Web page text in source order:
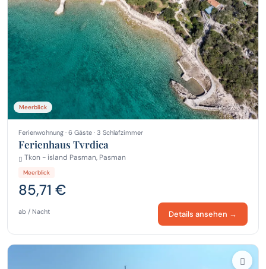
Meerblick
Ferienwohnung · 6 Gäste · 3 Schlafzimmer
Ferienhaus Tvrdica
Tkon - island Pasman, Pasman
Meerblick
85,71 €
ab / Nacht Details ansehen →